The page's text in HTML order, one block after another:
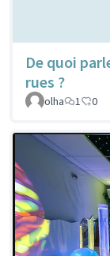
De quoi
rues ?
olha
1 0